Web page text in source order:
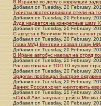
В Израиле по делу о коррупции
Добавил on Tuesday, 20 February.
Туристы протестировали отели на
Добавил on Tuesday, 20 February.
Дуда надеется на конкретные шаги
Добавил on Tuesday, 20 February.
С августа в Великом Устюге начнут
Добавил on Tuesday, 20 February.
Глава МИД Венгрии назвал главу
Добавил on Tuesday, 20 February.
В Иране автобус наехал на отряд
Добавил on Tuesday, 20 February.
Россия попала в ТОП-10 лучших
Добавил on Tuesday, 20 February.
Эрдоган пообещал быстрое
Добавил on Tuesday, 20 February.
Дания: Россия хочет уничтожить
Добавил on Tuesday, 20 February.
«Cobalt Air» запускает рейсы Москва-
Добавил on Tuesday, 20 February.